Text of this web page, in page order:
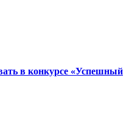
в конкурсе «Успешный